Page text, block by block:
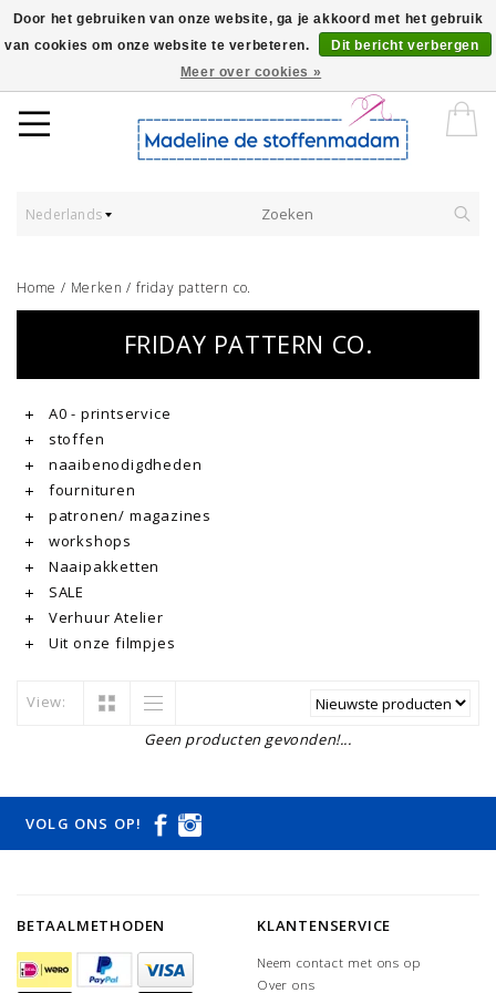
Worldwide Shipping - Onze stoffen worden verkocht per 10 cm.
Nederlands
Home / Merken / friday pattern co.
FRIDAY PATTERN CO.
A0 - printservice
stoffen
naaibenodigdheden
fournituren
patronen/ magazines
workshops
Naaipakketten
SALE
Verhuur Atelier
Uit onze filmpjes
View:
Geen producten gevonden!...
VOLG ONS OP!
BETAALMETHODEN KLANTENSERVICE
Neem contact met ons op
Over ons
Door het gebruiken van onze website, ga je akkoord met het gebruik
van cookies om onze website te verbeteren.
Dit bericht verbergen
Meer over cookies »